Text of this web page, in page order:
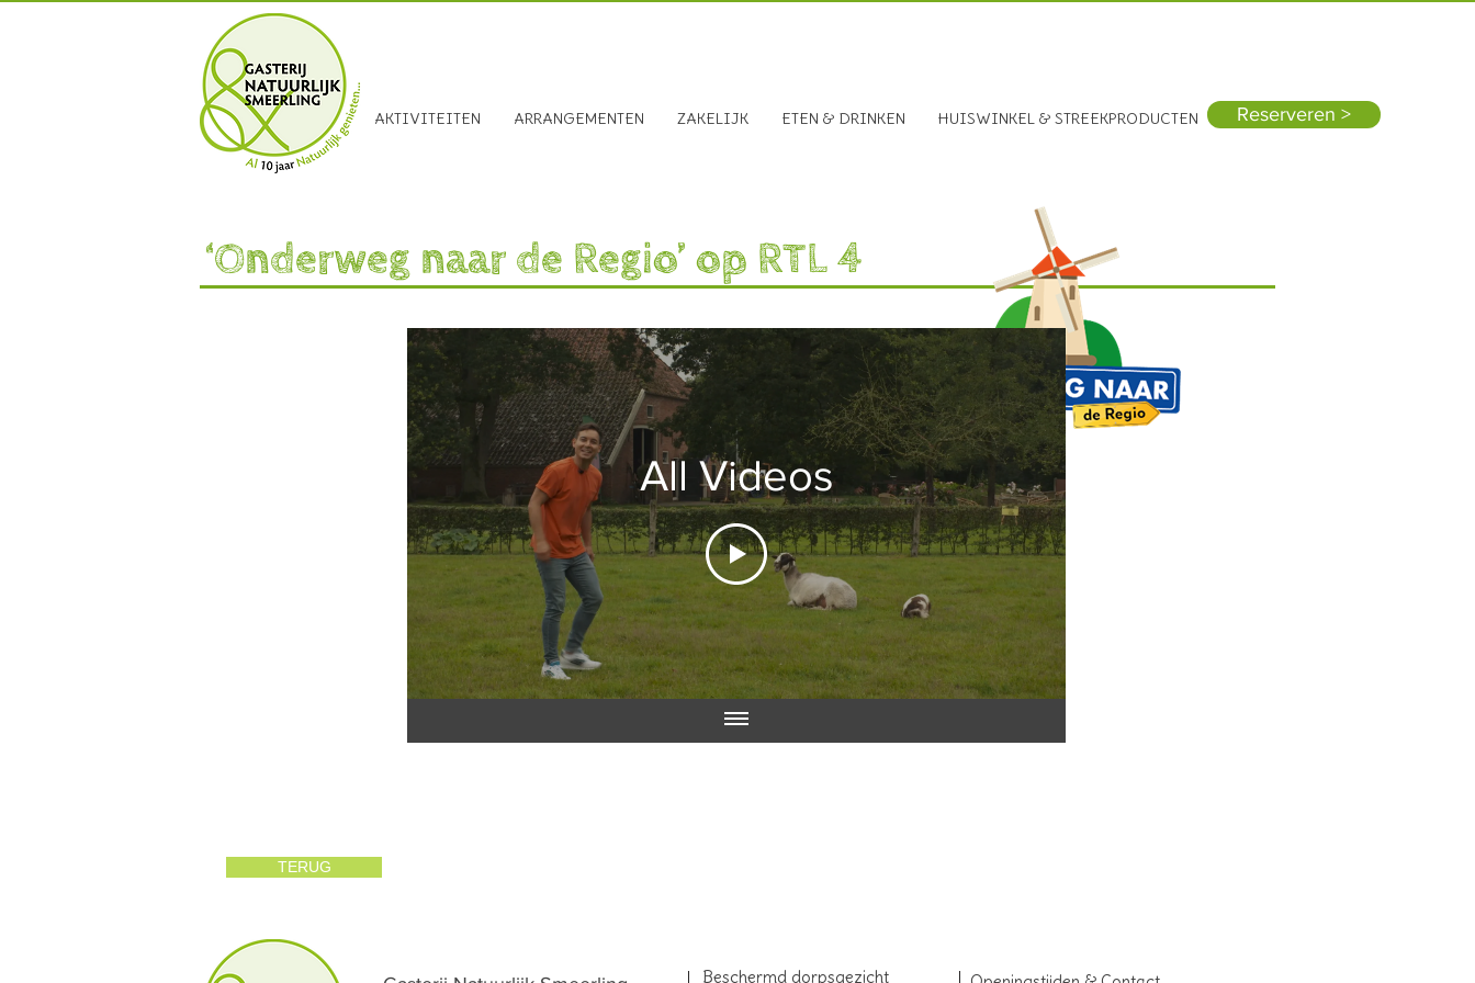
AKTIVITEITEN ARRANGEMENTEN ZAKELIJK ETEN & DRINKEN HUISWINKEL & STREEKPRODUCTEN Reserveren >
‘Onderweg naar de Regio’ op RTL 4
All Videos
TERUG
Beschermd dorpsgezicht